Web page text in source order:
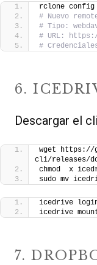
rclone config
# Nuevo
# Tipo:
# URL:
#
6.
Descargar el
wget https://
cli/releases/
chmod  x
sudo mv
icedrive login
icedrive
7.